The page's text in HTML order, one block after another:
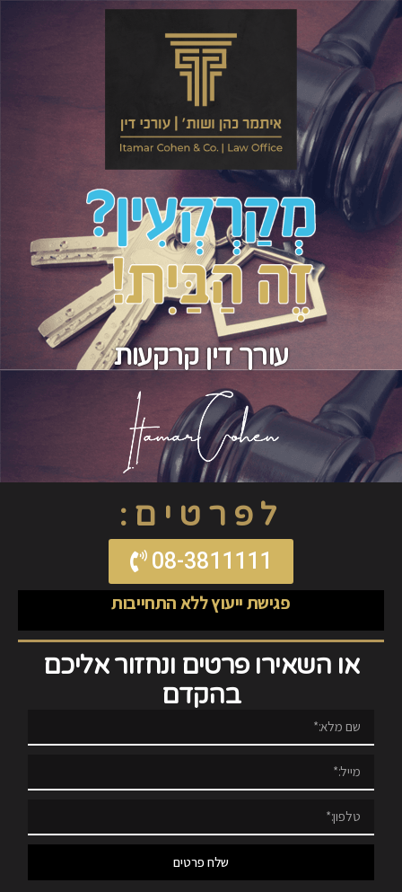
עורך דין קרקעות
לפרטים:
08-3811111
פגישת ייעוץ ללא התחייבות
או השאירו פרטים ונחזור אליכם
בהקדם
שלח פרטים